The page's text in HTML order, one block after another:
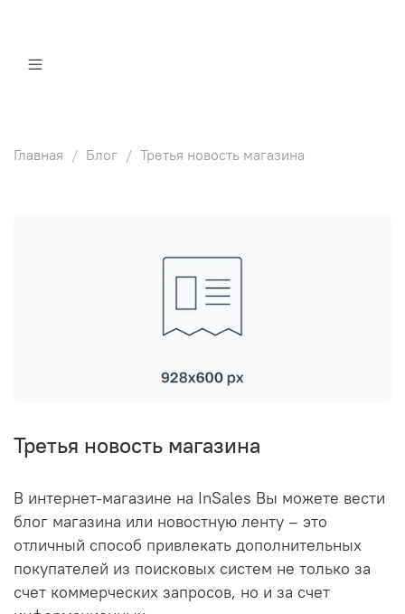
Главная Блог Третья новость магазина
Третья новость магазина
В интернет-магазине на InSales Вы можете вести
блог магазина или новостную ленту – это
отличный способ привлекать дополнительных
покупателей из поисковых систем не только за
счет коммерческих запросов, но и за счет